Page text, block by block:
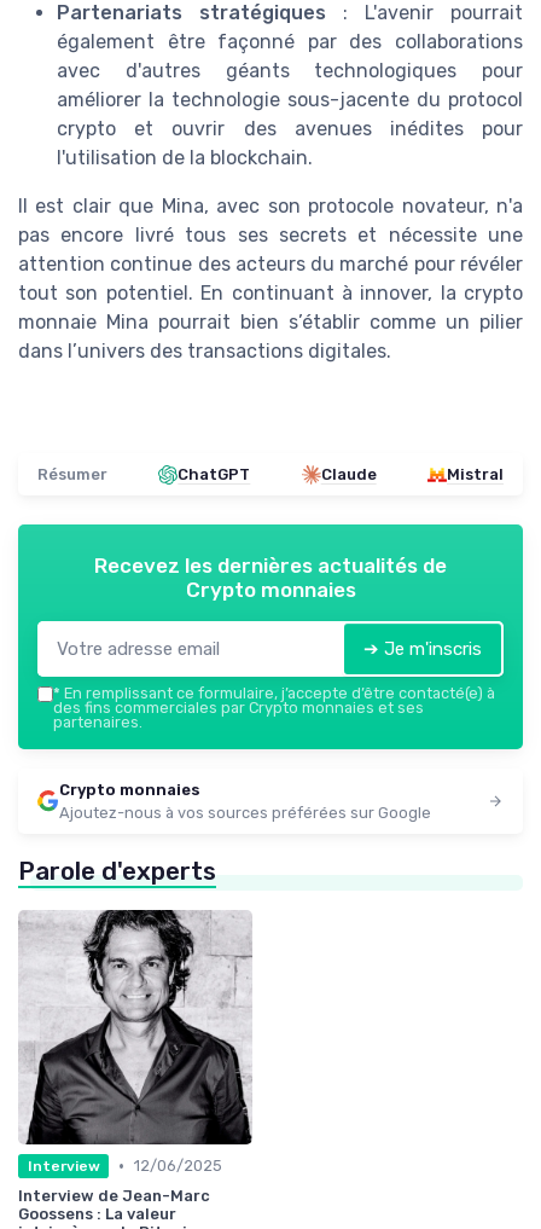
Partenariats stratégiques : L'avenir pourrait
également être façonné par des collaborations
avec d'autres géants technologiques pour
améliorer la technologie sous-jacente du protocol
crypto et ouvrir des avenues inédites pour
l'utilisation de la blockchain.
Il est clair que Mina, avec son protocole novateur, n'a
pas encore livré tous ses secrets et nécessite une
attention continue des acteurs du marché pour révéler
tout son potentiel. En continuant à innover, la crypto
monnaie Mina pourrait bien s’établir comme un pilier
dans l’univers des transactions digitales.
Résumer ChatGPT Claude Mistral
Recevez les dernières actualités de
Crypto monnaies
➔ Je m'inscris
* En remplissant ce formulaire, j’accepte d’être contacté(e) à
des fins commerciales par Crypto monnaies et ses
partenaires.
Crypto monnaies
Ajoutez-nous à vos sources préférées sur Google
Parole d'experts
Interview • 12/06/2025
Interview de Jean-Marc
Goossens : La valeur